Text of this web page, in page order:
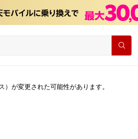
が変更された可能性があります。